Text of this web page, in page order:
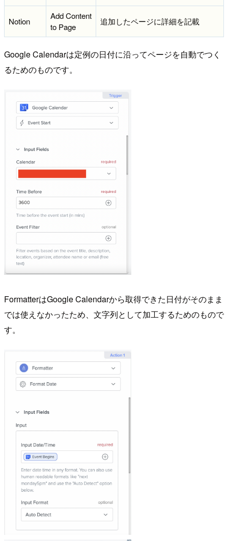
Notion
Add Content
to Page
追加したページに詳細を記載
Google Calendarは定例の日付に沿ってページを自動でつく
るためのものです。
FormatterはGoogle Calendarから取得できた日付がそのまま
では使えなかったため、文字列として加工するためのもので
す。